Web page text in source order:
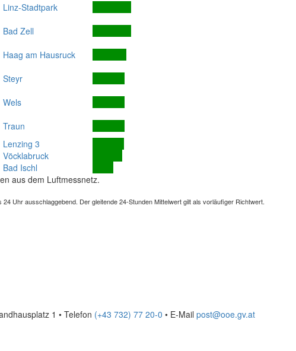
Linz-Stadtpark
Bad Zell
Haag am Hausruck
Steyr
Wels
Traun
Lenzing 3
Vöcklabruck
Bad Ischl
aus dem Luftmessnetz.
Uhr ausschlaggebend. Der gleitende 24-Stunden Mittelwert gilt als vorläufiger Richtwert.
1 • Telefon (+43 732) 77 20-0 • E-Mail post@ooe.gv.at